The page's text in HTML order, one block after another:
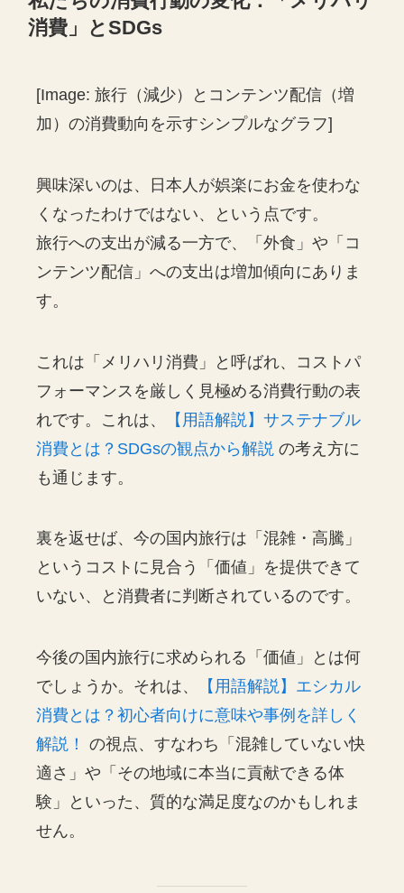
消費」とSDGs
[Image: 旅行（減少）とコンテンツ配信（増
加）の消費動向を示すシンプルなグラフ]
興味深いのは、日本人が娯楽にお金を使わな
くなったわけではない、という点です。
旅行への支出が減る一方で、「外食」や「コ
ンテンツ配信」への支出は増加傾向にありま
す。
これは「メリハリ消費」と呼ばれ、コストパ
フォーマンスを厳しく見極める消費行動の表
れです。これは、
【用語解説】サステナブル
消費とは？SDGsの観点から解説 の考え方に
も通じます。
裏を返せば、今の国内旅行は「混雑・高騰」
というコストに見合う「価値」を提供できて
いない、と消費者に判断されているのです。
今後の国内旅行に求められる「価値」とは何
でしょうか。それは、
【用語解説】エシカル
消費とは？初心者向けに意味や事例を詳しく
解説！
の視点、すなわち「混雑していない快
適さ」や「その地域に本当に貢献できる体
験」といった、質的な満足度なのかもしれま
せん。